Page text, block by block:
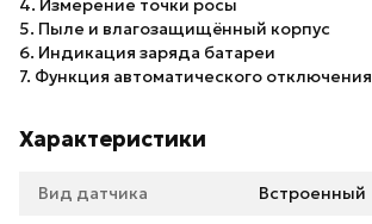
4. Измерение точки росы
5. Пыле и влагозащищённый корпус
6. Индикация заряда батареи
7. Функция автоматического отключения
Характеристики
Вид датчика Встроенный